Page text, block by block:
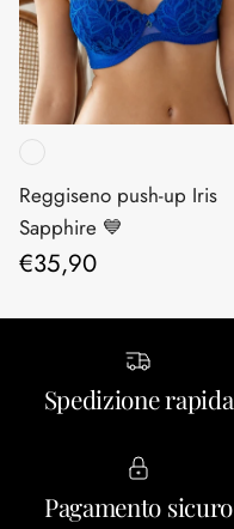
Reggiseno push-up Iris
Sapphire 💙
Prezzo normale
€35,90
Spedizione rapida
Pagamento sicuro